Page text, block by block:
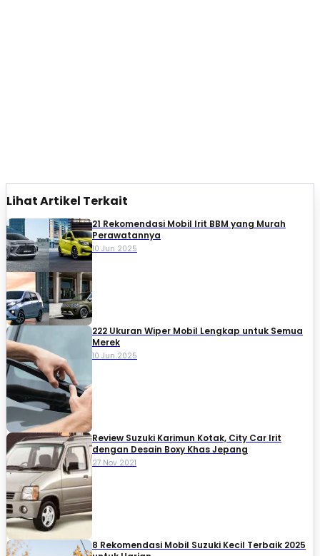
Lihat Artikel Terkait
21 Rekomendasi Mobil Irit BBM yang Murah
Perawatannya
10 Jun 2025
222 Ukuran Wiper Mobil Lengkap untuk Semua
Merek
10 Jun 2025
Review Suzuki Karimun Kotak, City Car Irit
dengan Desain Boxy Khas Jepang
27 Nov 2021
8 Rekomendasi Mobil Suzuki Kecil Terbaik 2025